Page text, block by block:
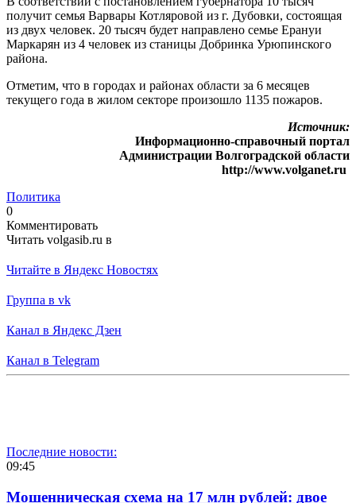
получит семья Варвары Котляровой из г. Дубовки, состоящая
из двух человек. 20 тысяч будет направлено семье Ерануи
Маркарян из 4 человек из станицы Добринка Урюпинского
района.
Отметим, что в городах и районах области за 6 месяцев
текущего года в жилом секторе произошло 1135 пожаров.
Источник:
Информационно-справочный портал
Администрации Волгоградской области
http://www.volganet.ru
Политика
0
Комментировать
Читать volgasib.ru в
Читайте в Яндекс Новостях
Группа в vk
Канал в Яндекс Дзен
Канал в Telegram
Последние новости:
09:45
Мошенническая схема на 17 млн рублей: двое